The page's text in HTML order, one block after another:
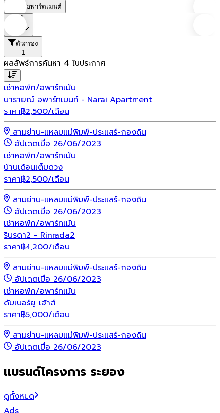
หอพัก/อพาร์ตเมนต์
ตัวกรอง
1
ผลลัพธ์การค้นหา 4 ใบประกาศ
เช่าหอพัก/อพาร์ทเม้น
นารายณ์ อพาร์ทเมนท์ - Narai Apartment
ราคา฿2,500/เดือน
สามย่าน-แหลมแม่พิมพ์-ประแสร์-กองดิน
อัปเดตเมื่อ 26/06/2023
เช่าหอพัก/อพาร์ทเม้น
บ้านเดือนเต็มดวง
ราคา฿2,500/เดือน
สามย่าน-แหลมแม่พิมพ์-ประแสร์-กองดิน
อัปเดตเมื่อ 26/06/2023
เช่าหอพัก/อพาร์ทเม้น
รินรดา2 - Rinrada2
ราคา฿4,200/เดือน
สามย่าน-แหลมแม่พิมพ์-ประแสร์-กองดิน
อัปเดตเมื่อ 26/06/2023
เช่าหอพัก/อพาร์ทเม้น
ดับเบอร์ยู เฮ้าส์
ราคา฿5,000/เดือน
สามย่าน-แหลมแม่พิมพ์-ประแสร์-กองดิน
อัปเดตเมื่อ 26/06/2023
แบรนด์โครงการ ระยอง
ดูทั้งหมด
Ads